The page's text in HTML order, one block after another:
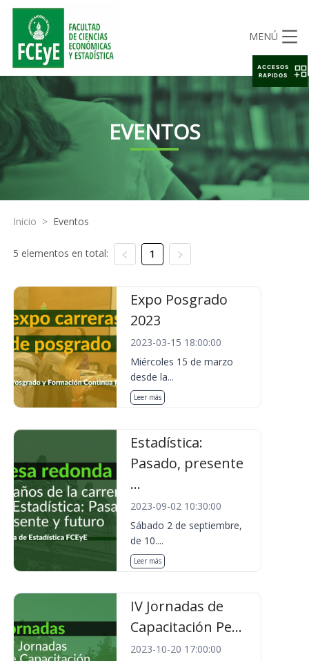
MENÚ
EVENTOS
Inicio > Eventos
5 elementos en total: 1
Expo Posgrado
2023
2023-03-15 18:00:00
Miércoles 15 de marzo
desde la...
Leer más
Estadística:
Pasado, presente
...
2023-09-02 10:30:00
Sábado 2 de septiembre,
de 10....
Leer más
IV Jornadas de
Capacitación Pe...
2023-10-20 17:00:00
ACCESOS
RAPIDOS